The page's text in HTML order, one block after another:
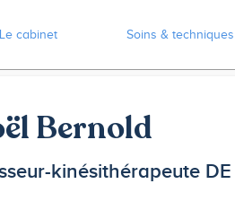
Le cabinet Soins & techniques
Bernold
kinésithérapeute DE